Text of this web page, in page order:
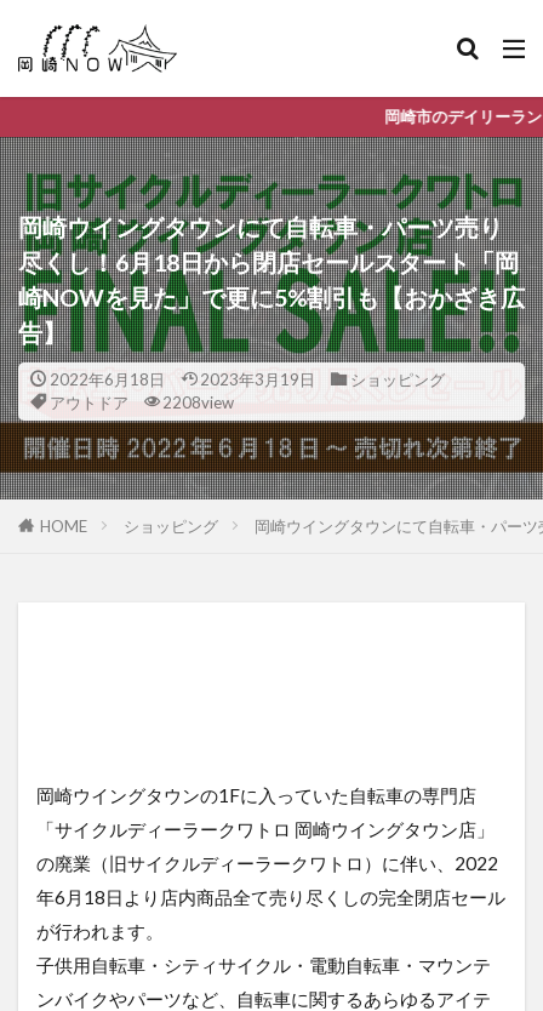
岡崎市のデイリーランキングやお得な店舗情報な
岡崎ウイングタウンにて自転車・パーツ売り
尽くし！6月18日から閉店セールスタート「岡
崎NOWを見た」で更に5%割引も【おかざき広
告】
2022年6月18日 2023年3月19日
ショッピング
アウトドア
2208view
HOME ショッピング 岡崎ウイングタウンにて自転車・パー
岡崎ウイングタウンの1Fに入っていた自転車の専門店
「サイクルディーラークワトロ 岡崎ウイングタウン店」
の廃業（旧サイクルディーラークワトロ）に伴い、2022
年6月18日より店内商品全て売り尽くしの完全閉店セール
が行われます。
子供用自転車・シティサイクル・電動自転車・マウンテ
ンバイクやパーツなど、自転車に関するあらゆるアイテ